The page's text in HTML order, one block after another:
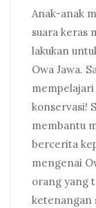
Anak-anak
suara keras
lakukan
Owa Jawa.
mempelajari
konservasi!
membantu
bercerita
mengenai
orang yang
ketenangan